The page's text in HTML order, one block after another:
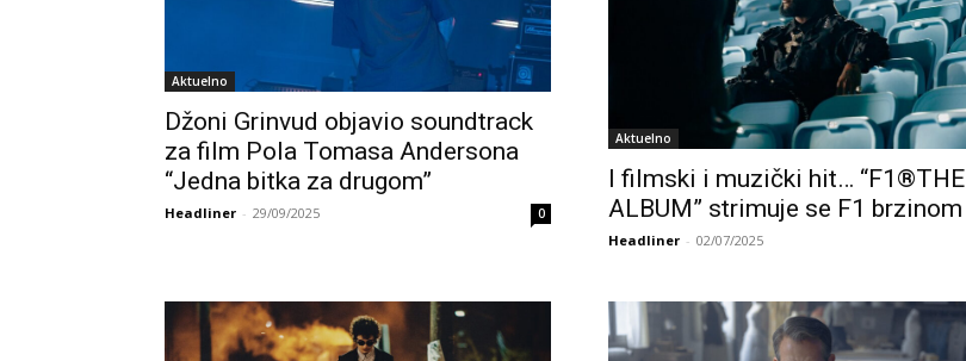
Aktuelno
Džoni Grinvud objavio soundtrack
za film Pola Tomasa Andersona
“Jedna bitka za drugom”
Headliner - 29/09/2025 0
Aktuelno
I filmski i muzički hit… “F1®THE
ALBUM” strimuje se F1 brzinom
Headliner - 02/07/2025